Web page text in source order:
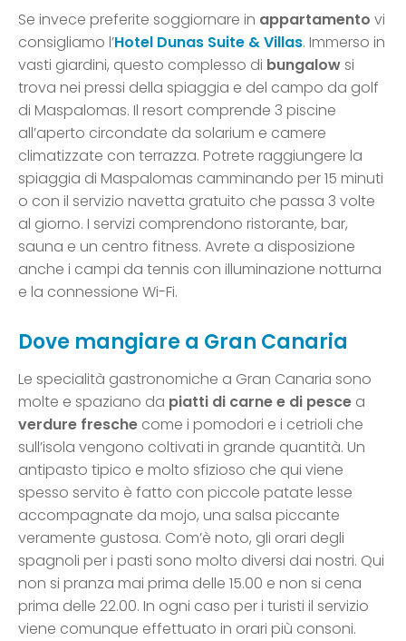
Se invece preferite soggiornare in appartamento vi
consigliamo l’Hotel Dunas Suite & Villas. Immerso in
vasti giardini, questo complesso di bungalowsi
trova nei pressi della spiaggia e del campo da golf
di Maspalomas. Il resort comprende 3 piscine
all’aperto circondate da solarium e camere
climatizzate con terrazza. Potrete raggiungere la
spiaggia di Maspalomas camminando per 15 minuti
o con il servizio navetta gratuito che passa 3 volte
al giorno. I servizi comprendono ristorante, bar,
sauna e un centro fitness. Avrete a disposizione
anche i campi da tennis con illuminazione notturna
e la connessione Wi-Fi.
Dove mangiare a Gran Canaria
Le specialità gastronomiche a Gran Canaria sono
molte e spaziano da piatti di carne e di pesce a
verdure fresche come i pomodori e i cetrioli che
sull’isola vengono coltivati in grande quantità. Un
antipasto tipico e molto sfizioso che qui viene
spesso servito è fatto con piccole patate lesse
accompagnate da mojo, una salsa piccante
veramente gustosa. Com’è noto, gli orari degli
spagnoli per i pasti sono molto diversi dai nostri. Qui
non si pranza mai prima delle 15.00 e non si cena
prima delle 22.00. In ogni caso per i turisti il servizio
viene comunque effettuato in orari più consoni.